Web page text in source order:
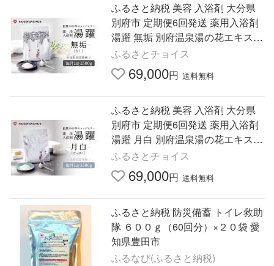
ふるさと納税 美容 入浴剤 大分県
別府市 定期便6回発送 薬用入浴剤
湯躍 無垢 別府温泉湯の花エキス配
合 1,800g 定期便6回発送 薬用入浴
剤 湯躍 無垢 別府温…
ふるさとチョイス
69,000円 送料無料
ふるさと納税 美容 入浴剤 大分県
別府市 定期便6回発送 薬用入浴剤
湯躍 月白 別府温泉湯の花エキス配
合 1,500g 定期便6回発送 薬用入浴
剤 湯躍 月白 別府温…
ふるさとチョイス
69,000円 送料無料
ふるさと納税 防災備蓄 トイレ救助
隊 ６００ｇ（60回分）×２０袋 愛
知県豊田市
ふるなび(ふるさと納税)